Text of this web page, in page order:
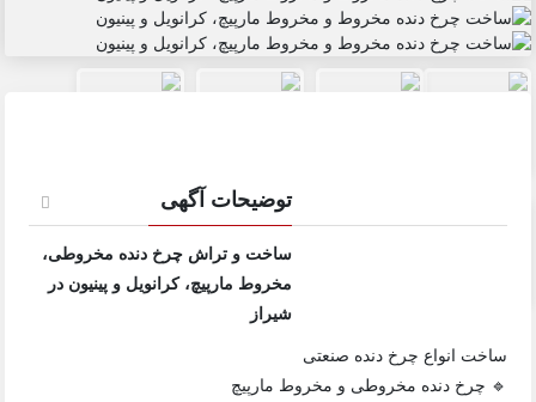
توضیحات آگهی
ساخت و تراش چرخ دنده مخروطی،
مخروط مارپیچ، کرانویل و پینیون در
شیراز
ساخت انواع چرخ دنده صنعتی
🔹 چرخ دنده مخروطی و مخروط مارپیچ